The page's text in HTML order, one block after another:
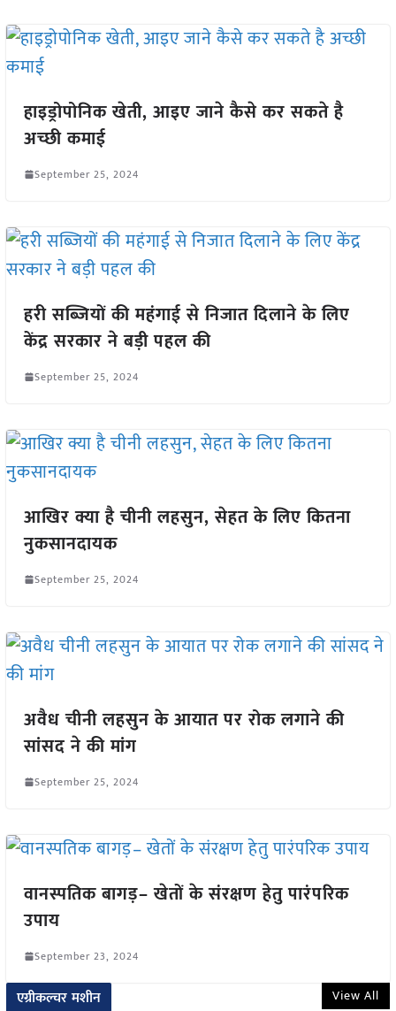
हाइड्रोपोनिक खेती, आइए जाने कैसे कर सकते है
अच्छी कमाई
September 25, 2024
हरी सब्जियों की महंगाई से निजात दिलाने के लिए
केंद्र सरकार ने बड़ी पहल की
September 25, 2024
आखिर क्या है चीनी लहसुन, सेहत के लिए कितना
नुकसानदायक
September 25, 2024
अवैध चीनी लहसुन के आयात पर रोक लगाने की
सांसद ने की मांग
September 25, 2024
वानस्पतिक बागड़– खेतों के संरक्षण हेतु पारंपरिक
उपाय
September 23, 2024
एग्रीकल्चर मशीन View All